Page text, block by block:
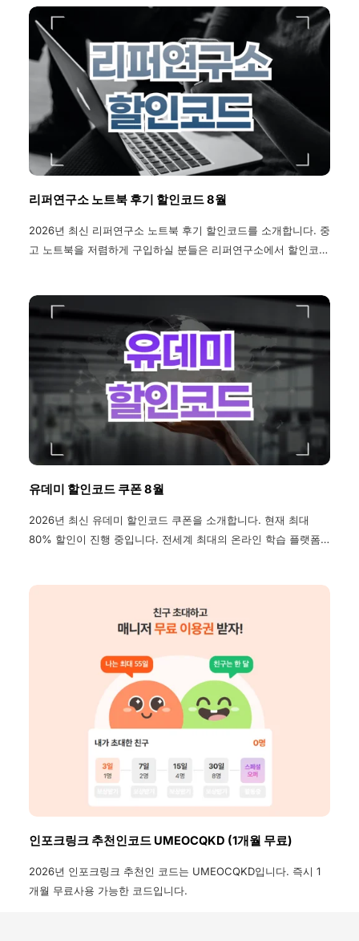
리퍼연구소 노트북 후기 할인코드 8월
2026년 최신 리퍼연구소 노트북 후기 할인코드를 소개합니다. 중
고 노트북을 저렴하게 구입하실 분들은 리퍼연구소에서 할인코드
유데미 할인코드 쿠폰 8월
2026년 최신 유데미 할인코드 쿠폰을 소개합니다. 현재 최대
80% 할인이 진행 중입니다. 전세계 최대의 온라인 학습 플랫폼,
인포크링크 추천인코드 UMEOCQKD (1개월 무료)
2026년 인포크링크 추천인 코드는 UMEOCQKD입니다. 즉시 1
개월 무료사용 가능한 코드입니다.